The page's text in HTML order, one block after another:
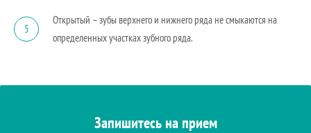
5
Открытый – зубы верхнего и нижнего ряда не смыкаются на
определенных участках зубного ряда.
Запишитесь на прием